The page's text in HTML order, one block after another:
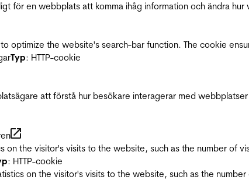
för en webbplats att komma ihåg information och ändra
optimize the website's search-bar function. The cookie
Typ: HTTP-cookie
att förstå hur besökare interagerar med
on the visitor's visits to the website, such as the number of
: HTTP-cookie
on the visitor's visits to the website, such as the